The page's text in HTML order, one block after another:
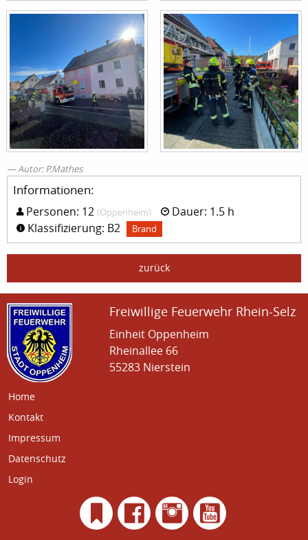
Autor: P.Mathes
Informationen:
Personen: 12 (Oppenheim)
Dauer: 1.5 h
Klassifizierung: B2
Brand
zurück
Freiwillige Feuerwehr Rhein-Selz
Einheit Oppenheim
Rheinallee 66
55283 Nierstein
Home
Kontakt
Impressum
Datenschutz
Login